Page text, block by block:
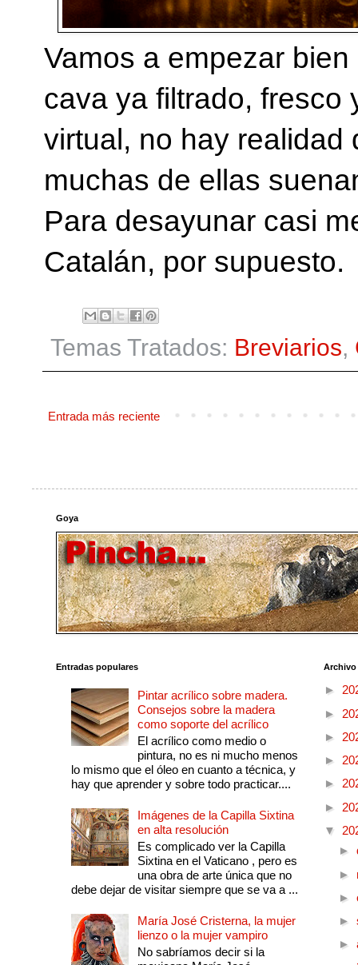
Vamos a empezar
cava ya filtrado, fresco
virtual, no hay realidad
muchas de ellas
Para desayunar casi
Catalán, por supuesto.
Temas Tratados: Breviarios,
Entrada más reciente
Goya
Entradas populares
Pintar acrílico sobre madera.
Consejos sobre la madera
como soporte del acrílico
El acrílico como medio o
pintura, no es ni mucho menos
lo mismo que el óleo en cuanto a técnica, y
hay que aprender y sobre todo practicar....
Imágenes de la Capilla Sixtina
en alta resolución
Es complicado ver la Capilla
Sixtina en el Vaticano , pero es
una obra de arte única que no
debe dejar de visitar siempre que se va a ...
María José Cristerna, la mujer
lienzo o la mujer vampiro
No sabríamos decir si la
►
►
►
►
►
►
▼
►
►
►
►
►